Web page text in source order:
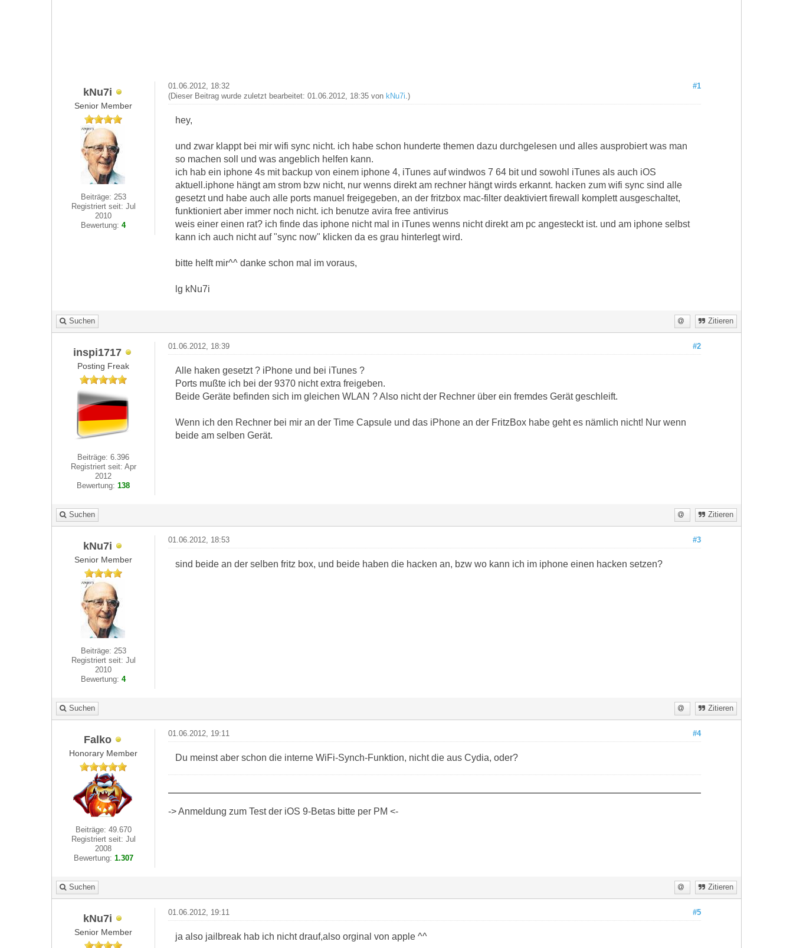
kNu7i
Senior Member
Beiträge: 253
Registriert seit: Jul
2010
Bewertung:4
#1
01.06.2012, 18:32
(Dieser Beitrag wurde zuletzt bearbeitet: 01.06.2012, 18:35 von kNu7i .)
hey,
und zwar klappt bei mir wifi sync nicht. ich habe schon hunderte themen dazu durchgelesen und alles ausprobiert was man
so machen soll und was angeblich helfen kann.
ich hab ein iphone 4s mit backup von einem iphone 4, iTunes auf windwos 7 64 bit und sowohl iTunes als auch iOS
aktuell.iphone hängt am strom bzw nicht, nur wenns direkt am rechner hängt wirds erkannt. hacken zum wifi sync sind alle
gesetzt und habe auch alle ports manuel freigegeben, an der fritzbox mac-filter deaktiviert firewall komplett ausgeschaltet,
funktioniert aber immer noch nicht. ich benutze avira free antivirus
weis einer einen rat? ich finde das iphone nicht mal in iTunes wenns nicht direkt am pc angesteckt ist. und am iphone selbst
kann ich auch nicht auf "sync now" klicken da es grau hinterlegt wird.
bitte helft mir^^ danke schon mal im voraus,
lg kNu7i
Suchen Zitieren
inspi1717
Posting Freak
Beiträge: 6.396
Registriert seit: Apr
2012
Bewertung:138
#2
01.06.2012, 18:39
Alle haken gesetzt ? iPhone und bei iTunes ?
Ports mußte ich bei der 9370 nicht extra freigeben.
Beide Geräte befinden sich im gleichen WLAN ? Also nicht der Rechner über ein fremdes Gerät geschleift.
Wenn ich den Rechner bei mir an der Time Capsule und das iPhone an der FritzBox habe geht es nämlich nicht! Nur wenn
beide am selben Gerät.
Suchen Zitieren
kNu7i
Senior Member
Beiträge: 253
Registriert seit: Jul
2010
Bewertung:4
#3
01.06.2012, 18:53
sind beide an der selben fritz box, und beide haben die hacken an, bzw wo kann ich im iphone einen hacken setzen?
Suchen Zitieren
Falko
Honorary Member
Beiträge: 49.670
Registriert seit: Jul
2008
Bewertung: 1.307
#4
01.06.2012, 19:11
Du meinst aber schon die interne WiFi-Synch-Funktion, nicht die aus Cydia, oder?
-> Anmeldung zum Test der iOS 9-Betas bitte per PM <-
Suchen Zitieren
kNu7i
Senior Member
#5
01.06.2012, 19:11
ja also jailbreak hab ich nicht drauf,also orginal von apple ^^